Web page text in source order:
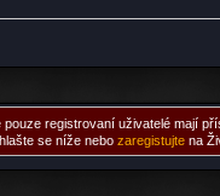
pouze registrovaní uživatelé mají
se níže nebo zaregistujte na